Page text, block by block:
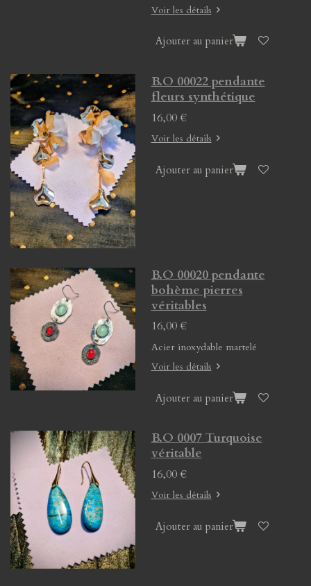
Voir les détails
Ajouter au panier
B.O 00022 pendante
fleurs synthétique
16,00 €
Voir les détails
Ajouter au panier
B.O 00020 pendante
bohème pierres
véritables
16,00 €
Acier inoxydable martelé
Voir les détails
Ajouter au panier
B.O 0007 Turquoise
véritable
16,00 €
Voir les détails
Ajouter au panier